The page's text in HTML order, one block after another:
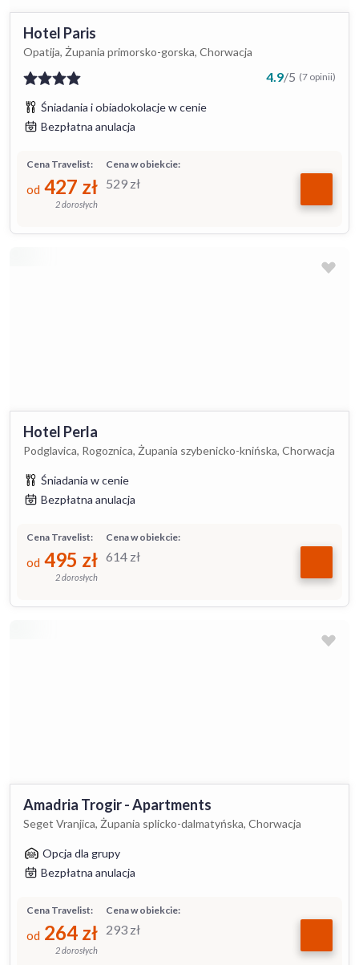
Hotel Paris
Opatija, Żupania primorsko-gorska, Chorwacja
4.9/5 (7 opinii)
Śniadania i obiadokolacje w cenie
Bezpłatna anulacja
Cena w obiekcie:
529 zł
Cena Travelist:
od 427 zł
2 dorosłych
Hotel Perla
Podglavica, Rogoznica, Żupania szybenicko-knińska, Chorwacja
Śniadania w cenie
Bezpłatna anulacja
Cena w obiekcie:
614 zł
Cena Travelist:
od 495 zł
2 dorosłych
Amadria Trogir - Apartments
Seget Vranjica, Żupania splicko-dalmatyńska, Chorwacja
Opcja dla grupy
Bezpłatna anulacja
Cena w obiekcie:
293 zł
Cena Travelist:
od 264 zł
2 dorosłych